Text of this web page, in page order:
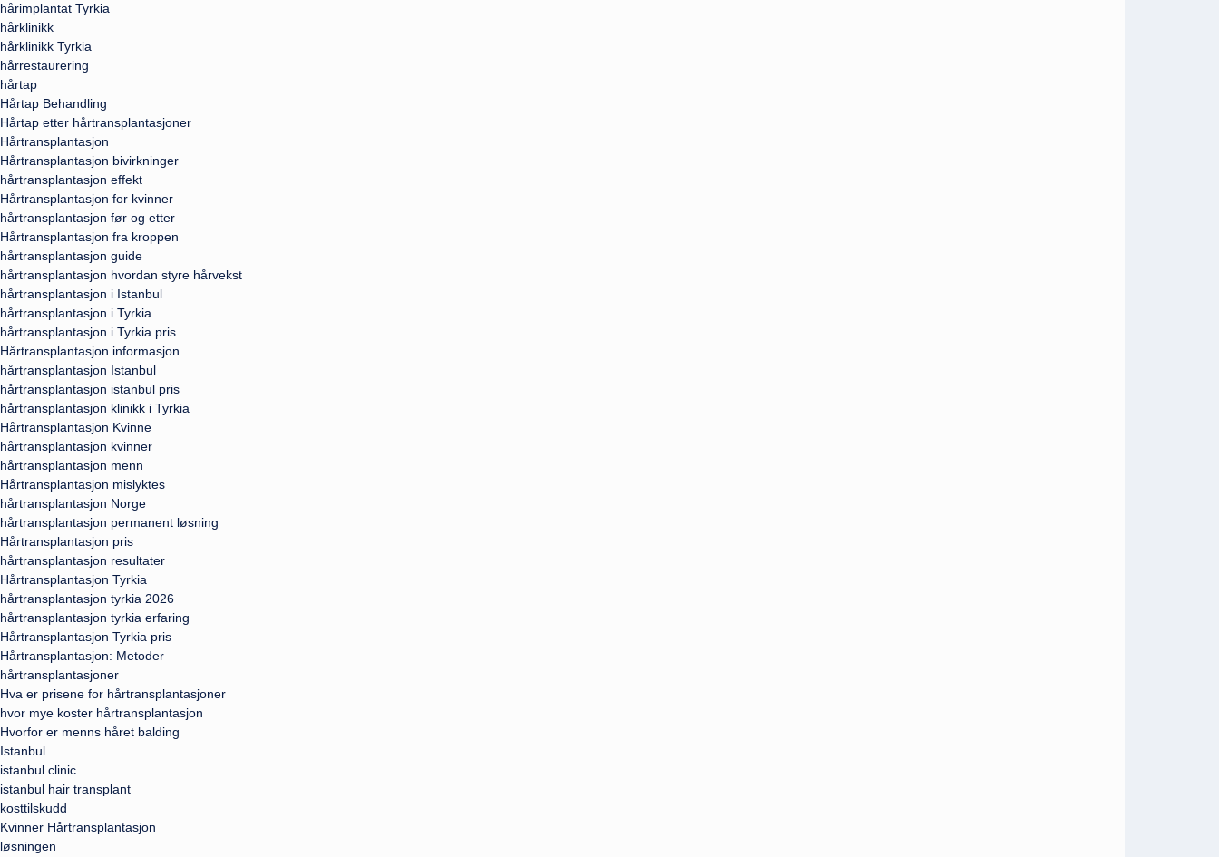
hårimplantat Tyrkia
hårklinikk
hårklinikk Tyrkia
hårrestaurering
hårtap
Hårtap Behandling
Hårtap etter hårtransplantasjoner
Hårtransplantasjon
Hårtransplantasjon bivirkninger
hårtransplantasjon effekt
Hårtransplantasjon for kvinner
hårtransplantasjon før og etter
Hårtransplantasjon fra kroppen
hårtransplantasjon guide
hårtransplantasjon hvordan styre hårvekst
hårtransplantasjon i Istanbul
hårtransplantasjon i Tyrkia
hårtransplantasjon i Tyrkia pris
Hårtransplantasjon informasjon
hårtransplantasjon Istanbul
hårtransplantasjon istanbul pris
hårtransplantasjon klinikk i Tyrkia
Hårtransplantasjon Kvinne
hårtransplantasjon kvinner
hårtransplantasjon menn
Hårtransplantasjon mislyktes
hårtransplantasjon Norge
hårtransplantasjon permanent løsning
Hårtransplantasjon pris
hårtransplantasjon resultater
Hårtransplantasjon Tyrkia
hårtransplantasjon tyrkia 2026
hårtransplantasjon tyrkia erfaring
Hårtransplantasjon Tyrkia pris
Hårtransplantasjon: Metoder
hårtransplantasjoner
Hva er prisene for hårtransplantasjoner
hvor mye koster hårtransplantasjon
Hvorfor er menns håret balding
Istanbul
istanbul clinic
istanbul hair transplant
kosttilskudd
Kvinner Hårtransplantasjon
løsningen